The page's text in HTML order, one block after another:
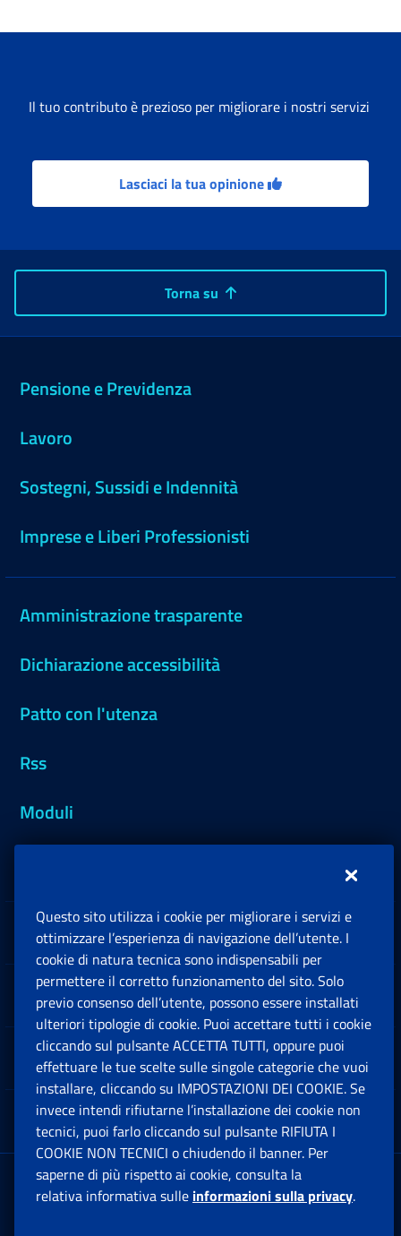
Il tuo contributo è prezioso per migliorare i nostri servizi
Lasciaci la tua opinione
Torna su
Pensione e Previdenza
Lavoro
Sostegni, Sussidi e Indennità
Imprese e Liberi Professionisti
Amministrazione trasparente
Dichiarazione accessibilità
Patto con l'utenza
Rss
Moduli
Sedi e Contatti
Software
Note Legali
App mobile
Sede Legale : Via Ciro il Grande, 21
00144 Roma
Questo sito utilizza i cookie per migliorare i servizi e
ottimizzare l’esperienza di navigazione dell’utente. I
cookie di natura tecnica sono indispensabili per
permettere il corretto funzionamento del sito. Solo
previo consenso dell’utente, possono essere installati
ulteriori tipologie di cookie. Puoi accettare tutti i cookie
cliccando sul pulsante ACCETTA TUTTI, oppure puoi
effettuare le tue scelte sulle singole categorie che vuoi
installare, cliccando su IMPOSTAZIONI DEI COOKIE. Se
invece intendi rifiutarne l’installazione dei cookie non
tecnici, puoi farlo cliccando sul pulsante RIFIUTA I
COOKIE NON TECNICI o chiudendo il banner. Per
saperne di più rispetto ai cookie, consulta la
relativa informativa sulle informazioni sulla privacy.